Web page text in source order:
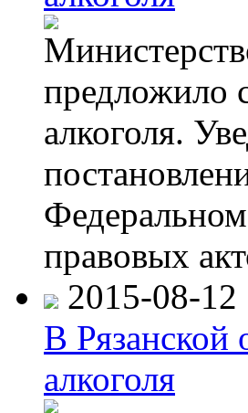
предложило
алкоголя.
правовых
2015-08-12
В Рязанской
алкоголя